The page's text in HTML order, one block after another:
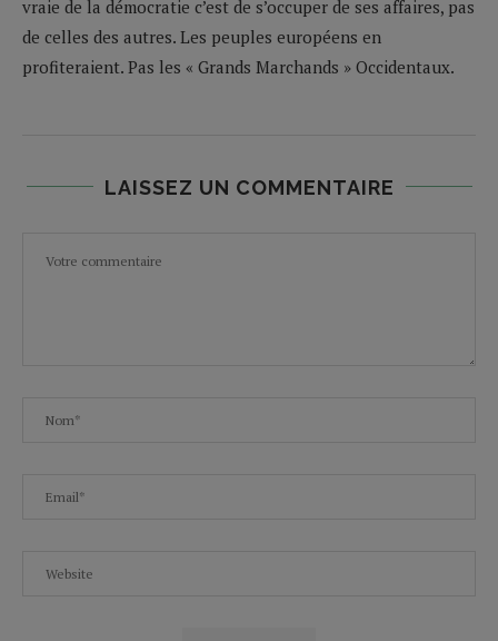
vraie de la démocratie c’est de s’occuper de ses affaires, pas
de celles des autres. Les peuples européens en
profiteraient. Pas les « Grands Marchands » Occidentaux.
LAISSEZ UN COMMENTAIRE